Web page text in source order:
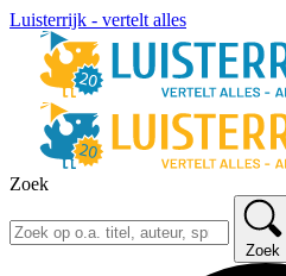
Luisterrijk - vertelt alles
Zoek
Zoek